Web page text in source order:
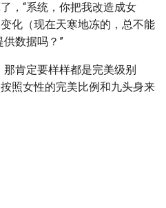
，“系统，你把我改造成女
化（现在天寒地冻的，总不能
数据吗？”
肯定要样样都是完美级别
照女性的完美比例和九头身来